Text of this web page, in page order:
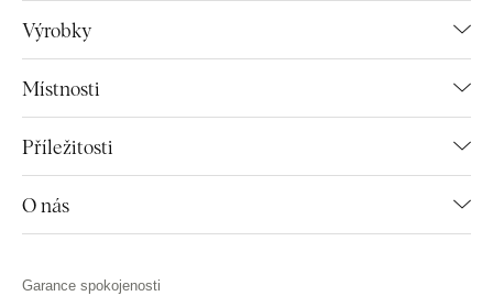
Výrobky
Místnosti
Příležitosti
O nás
Garance spokojenosti